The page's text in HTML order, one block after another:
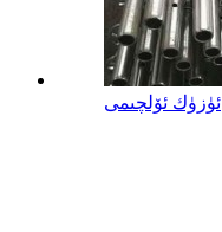
ئۈزۈك ئۆلچىمى